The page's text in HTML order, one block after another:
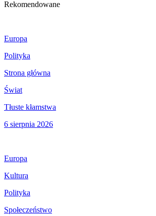
Rekomendowane
Europa
Polityka
Strona główna
Świat
Tłuste kłamstwa
6 sierpnia 2026
Europa
Kultura
Polityka
Społeczeństwo